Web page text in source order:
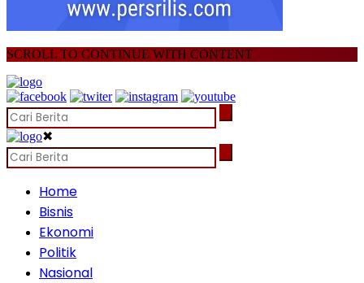
SCROLL TO CONTINUE WITH CONTENT
✖
Home
Bisnis
Ekonomi
Politik
Nasional